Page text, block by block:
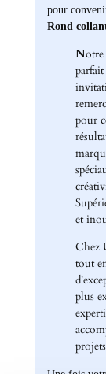
pour
Rond
N
pour
et
Chez
tout
plus